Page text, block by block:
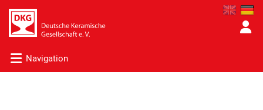
Navigation